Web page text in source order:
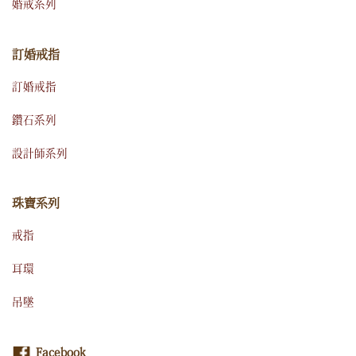
婚戒系列
訂婚戒指
訂婚戒指
鑽石系列
設計師系列
珠寶系列
戒指
耳環
吊墜
Facebook